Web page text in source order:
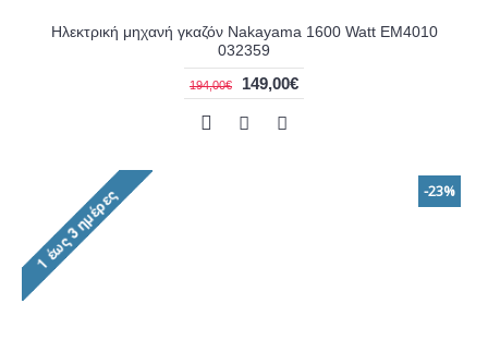
Ηλεκτρική μηχανή γκαζόν Nakayama 1600 Watt EM4010
032359
194,00€ 149,00€
-23%